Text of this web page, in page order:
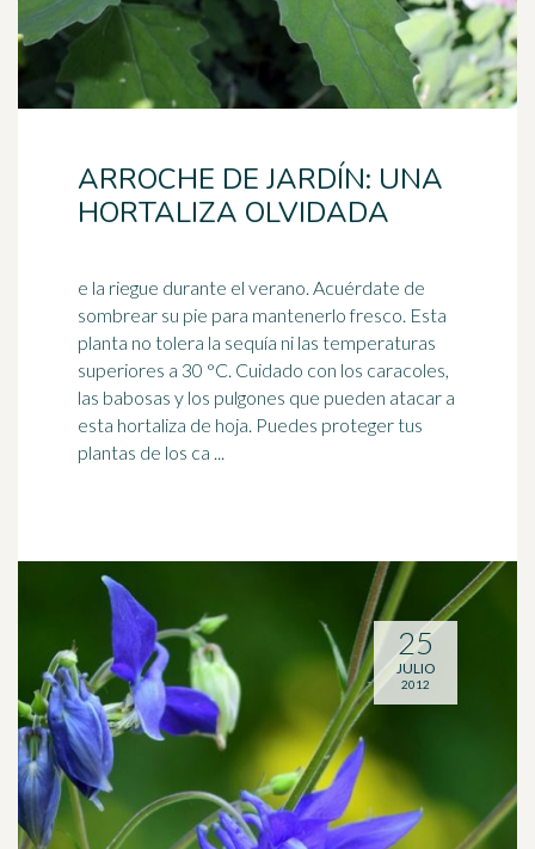
ARROCHE DE JARDÍN: UNA
HORTALIZA OLVIDADA
e la riegue durante el verano. Acuérdate de
sombrear su pie para mantenerlo fresco. Esta
planta no tolera la sequía ni las temperaturas
superiores a 30 °C. Cuidado con los caracoles,
las babosas y los pulgones que pueden atacar a
esta hortaliza de hoja. Puedes proteger tus
plantas de los ca ...
25
JULIO
2012